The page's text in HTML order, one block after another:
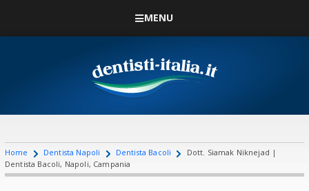
MENU
Home Dentista Napoli Dentista Bacoli
Dott. Siamak Niknejad |
Dentista Bacoli, Napoli, Campania